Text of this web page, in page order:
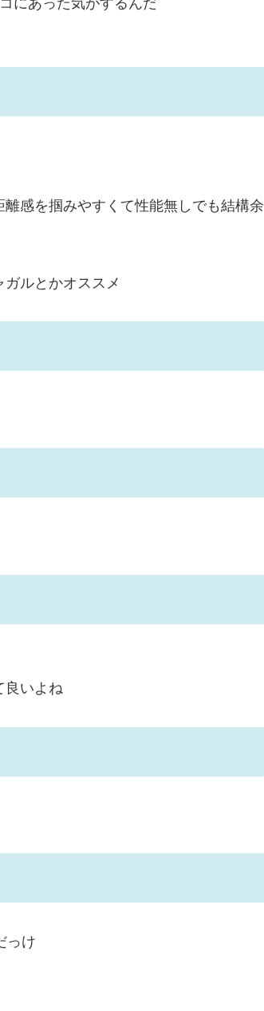
感を掴みやすくて性能無しでも結構余
ルとかオススメ
良いよね
っけ